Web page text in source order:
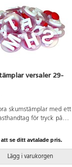
versaler 29-
skumstämplar med ett
för tryck på
och polyetylenplast. Från
se ditt avtalade pris.
Lägg i varukorgen